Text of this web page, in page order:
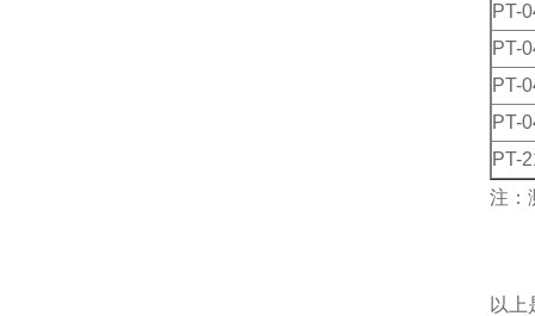
PT-
PT-
PT-
PT-
PT-
注：
以上